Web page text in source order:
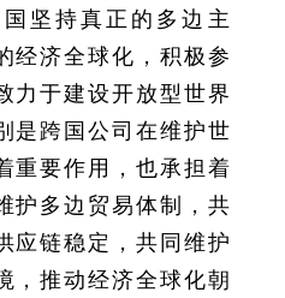
坚持真正的多边主
经济全球化，积极参
力于建设开放型世界
是跨国公司在维护世
重要作用，也承担着
护多边贸易体制，共
应链稳定，共同维护
，推动经济全球化朝